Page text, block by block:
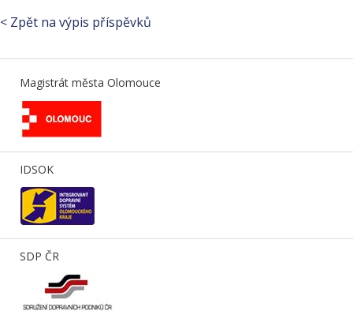
< Zpět na výpis příspěvků
Magistrát města Olomouce
IDSOK
SDP ČR